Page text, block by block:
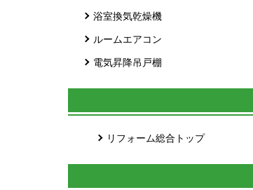
浴室換気乾燥機
ルームエアコン
電気昇降吊戸棚
リフォーム総合トップ